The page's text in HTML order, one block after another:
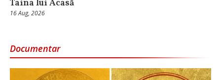
Taina lui Acasă
16 Aug, 2026
Documentar